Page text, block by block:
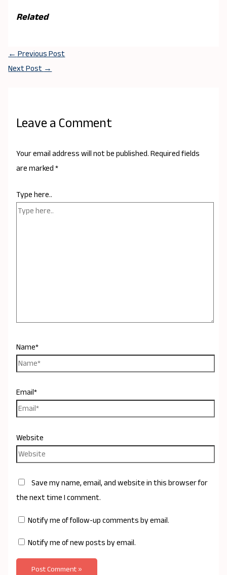
Related
←Previous Post
Next Post→
Leave a Comment
Your email address will not be published.Required fields
are marked*
Type here..
Name*
Email*
Website
Save my name, email, and website in this browser for
the next time I comment.
Notify me of follow-up comments by email.
Notify me of new posts by email.